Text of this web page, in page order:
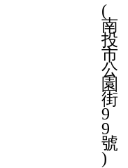
(
南
投
市
公
園
街
9
9
號
)